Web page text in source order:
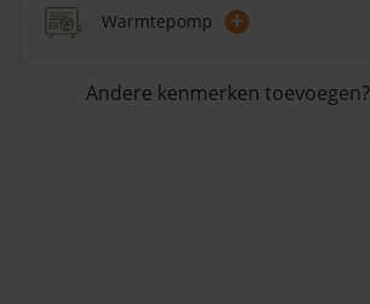
Warmtepomp +
Andere kenmerken toevoegen?